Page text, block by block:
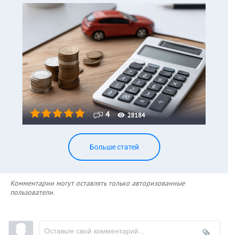
4 28184
Больше статей
Комментарии могут оставлять только авторизованные
пользователи.